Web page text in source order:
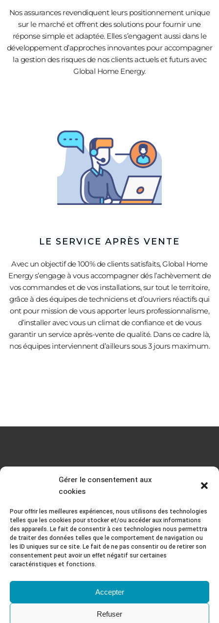
Gérer le consentement aux
cookies
Pour offrir les meilleures expériences, nous utilisons des technologies
telles que les cookies pour stocker et/ou accéder aux informations
des appareils. Le fait de consentir à ces technologies nous permettra
de traiter des données telles que le comportement de navigation ou
les ID uniques sur ce site. Le fait de ne pas consentir ou de retirer son
consentement peut avoir un effet négatif sur certaines
caractéristiques et fonctions.
Accepter
Refuser
Nos assurances revendiquent leurs positionnement unique
sur le marché et offrent des solutions pour fournir une
réponse simple et adaptée. Elles s’engagent aussi dans le
développement d’approches innovantes pour accompagner
la gestion des risques de nos clients actuels et futurs avec
Global Home Energy.
LE SERVICE APRÈS VENTE
Avec un objectif de 100% de clients satisfaits, Global Home
Energy s’engage à vous accompagner dés l’achèvement de
vos commandes et de vos installations, sur tout le territoire,
grâce à des équipes de techniciens et d’ouvriers réactifs qui
ont pour mission de vous apporter leurs professionnalisme,
d’installer avec vous un climat de confiance et de vous
garantir un service après-vente de qualité. Dans ce cadre là,
nos équipes interviennent d’ailleurs sous 3 jours maximum.
13 rue de l'abreuvoir , 32400 COURBEVOIE
ghomeenergy@gmail.com